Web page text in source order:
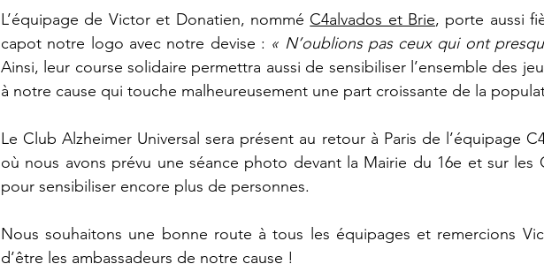
L’équipage de Victor et Donatien, nommé C4alvados et Brie, porte aussi
capot notre logo avec notre devise : « N’oublions pas ceux qui ont
Ainsi, leur course solidaire permettra aussi de sensibiliser l’ensemble des
à notre cause qui touche malheureusement une part croissante de la
Le Club Alzheimer Universal sera présent au retour à Paris de l’équipage
où nous avons prévu une séance photo devant la Mairie du 16e et sur les
pour sensibiliser encore plus de personnes.
Nous souhaitons une bonne route à tous les équipages et remercions
d’être les ambassadeurs de notre cause !